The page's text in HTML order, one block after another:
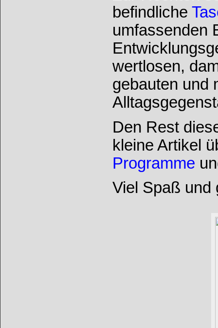
befindliche
umfassenden
wertlosen,
gebauten und
Den Rest
kleine Artikel
Programme
Viel Spaß und